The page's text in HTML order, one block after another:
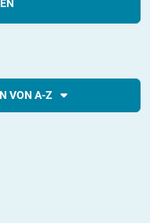
VON A-Z